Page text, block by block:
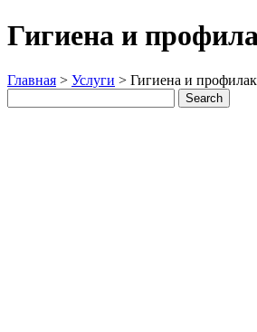
Гигиена и
Главная > Услуги > Гигиена и
for:
Search